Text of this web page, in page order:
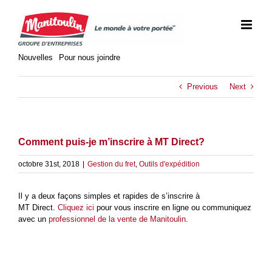
content
Pour nous joindre
Nouvelles
Previous Next
Comment puis-je m’inscrire à MT Direct?
octobre 31st, 2018 Gestion du fret, Outils d'expédition
Il y a deux façons simples et rapides de s’inscrire à
MT Direct. Cliquez ici pour vous inscrire en ligne ou communiquez
avec un professionnel de la vente de Manitoulin.